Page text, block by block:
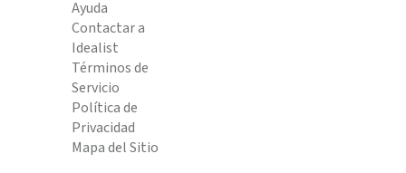
Ayuda
Contactar a
Idealist
Términos de
Servicio
Política de
Privacidad
Mapa del Sitio